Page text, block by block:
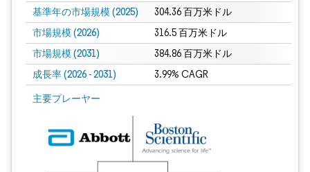
基準年の市場規模 (2025) 304.36 百万米ドル
市場規模 (2026) 316.5 百万米ドル
市場規模 (2031) 384.86 百万米ドル
成長率 (2026 - 2031) 3.99% CAGR
主要プレーヤー
画像 © Mordor Intelligence。再利用にはCC BY 4.0の表示が必要です。